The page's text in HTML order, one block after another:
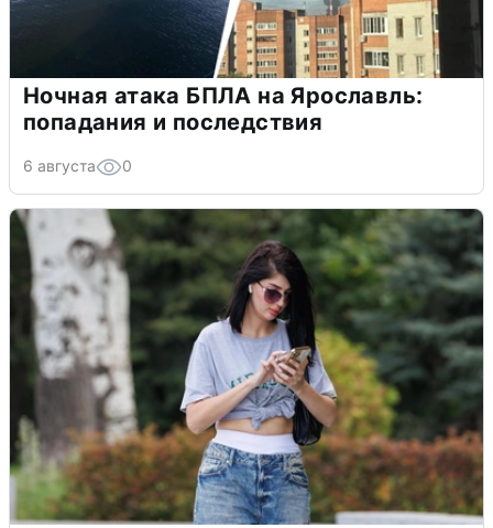
Ночная атака БПЛА на Ярославль:
попадания и последствия
6 августа 0